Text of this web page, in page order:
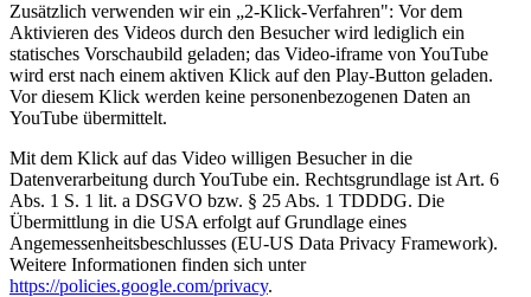
Zusätzlich verwenden wir ein „2-Klick-Verfahren": Vor dem
Aktivieren des Videos durch den Besucher wird lediglich ein
statisches Vorschaubild geladen; das Video-iframe von YouTube
wird erst nach einem aktiven Klick auf den Play-Button geladen.
Vor diesem Klick werden keine personenbezogenen Daten an
YouTube übermittelt.
Mit dem Klick auf das Video willigen Besucher in die
Datenverarbeitung durch YouTube ein. Rechtsgrundlage ist Art. 6
Abs. 1 S. 1 lit. a DSGVO bzw. § 25 Abs. 1 TDDDG. Die
Übermittlung in die USA erfolgt auf Grundlage eines
Angemessenheitsbeschlusses (EU-US Data Privacy Framework).
Weitere Informationen finden sich unter
https://policies.google.com/privacy.